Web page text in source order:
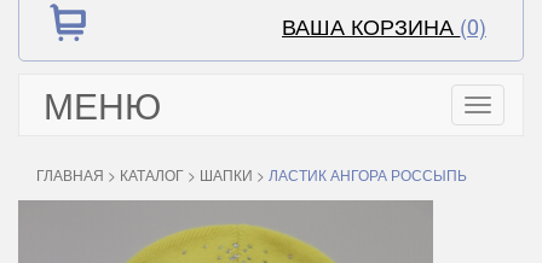
ВАША КОРЗИНА (0)
МЕНЮ
Toggle
ГЛАВНАЯ > КАТАЛОГ > ШАПКИ > ЛАСТИК АНГОРА РОССЫПЬ